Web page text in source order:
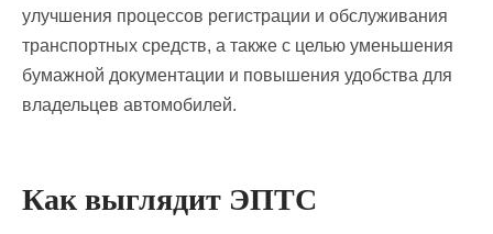
улучшения процессов регистрации и обслуживания
транспортных средств, а также с целью уменьшения
бумажной документации и повышения удобства для
владельцев автомобилей.
Как выглядит ЭПТС